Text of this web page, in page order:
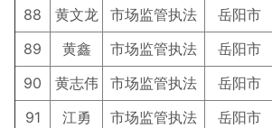
88
黄文龙 市场监管执法 岳阳市
89
黄鑫 市场监管执法 岳阳市
90
黄志伟 市场监管执法 岳阳市
91
江勇 市场监管执法 岳阳市